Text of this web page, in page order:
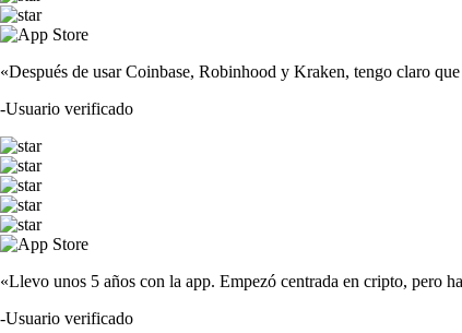
«Después de usar Coinbase, Robinhood y Kraken, tengo claro
-Usuario verificado
«Llevo unos 5 años con la app. Empezó centrada en cripto, pero
-Usuario verificado